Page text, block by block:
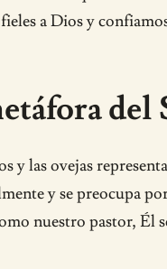
a Dios y
del
y las ovejas
y se preocupa
nuestro pastor, Él